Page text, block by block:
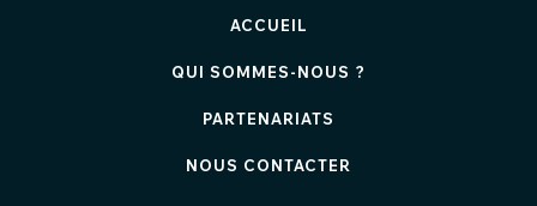
ACCUEIL
QUI SOMMES-NOUS ?
PARTENARIATS
NOUS CONTACTER